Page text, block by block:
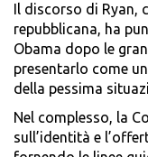
Il discorso di Ryan,
repubblicana, ha
Obama dopo le
presentarlo come
della pessima
Nel complesso, la
sull’identità e